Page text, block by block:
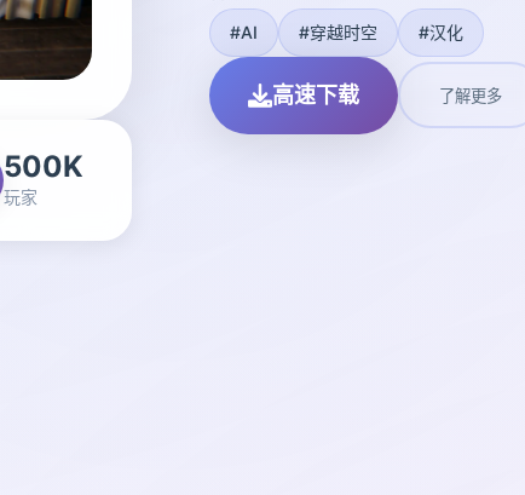
500K
玩家
#AI #穿越时空 #汉化
高速下载 了解更多